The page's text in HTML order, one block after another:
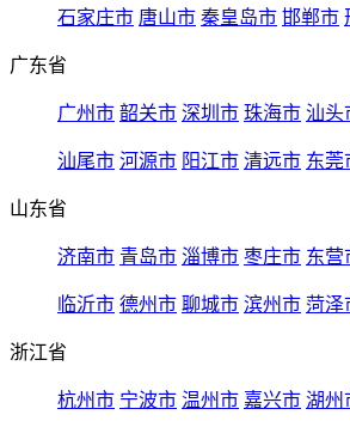
石家庄市 唐山市 秦皇岛市 邯郸市
广东省
广州市 韶关市 深圳市 珠海市 汕头
汕尾市 河源市 阳江市 清远市 东莞
山东省
济南市 青岛市 淄博市 枣庄市 东营
临沂市 德州市 聊城市 滨州市 菏泽
浙江省
杭州市 宁波市 温州市 嘉兴市 湖州